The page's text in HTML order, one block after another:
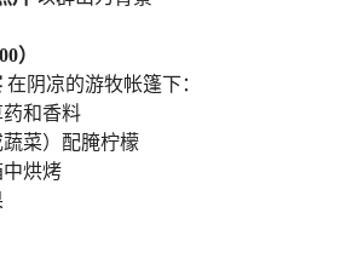
）
在阴凉的游牧帐篷下：
和香料
蔬菜）配腌柠檬
烘烤